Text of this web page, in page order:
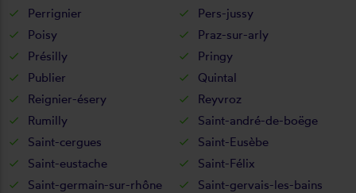
Perrignier
Pers-jussy
Poisy
Praz-sur-arly
Présilly
Pringy
Publier
Quintal
Reignier-ésery
Reyvroz
Rumilly
Saint-andré-de-boëge
Saint-cergues
Saint-Eusèbe
Saint-eustache
Saint-Félix
Saint-germain-sur-rhône
Saint-gervais-les-bains